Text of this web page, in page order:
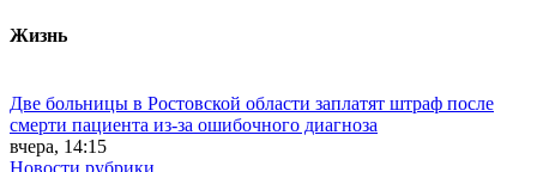
Жизнь
Две больницы в Ростовской области заплатят штраф после
смерти пациента из-за ошибочного диагноза
вчера, 14:15
Новости рубрики